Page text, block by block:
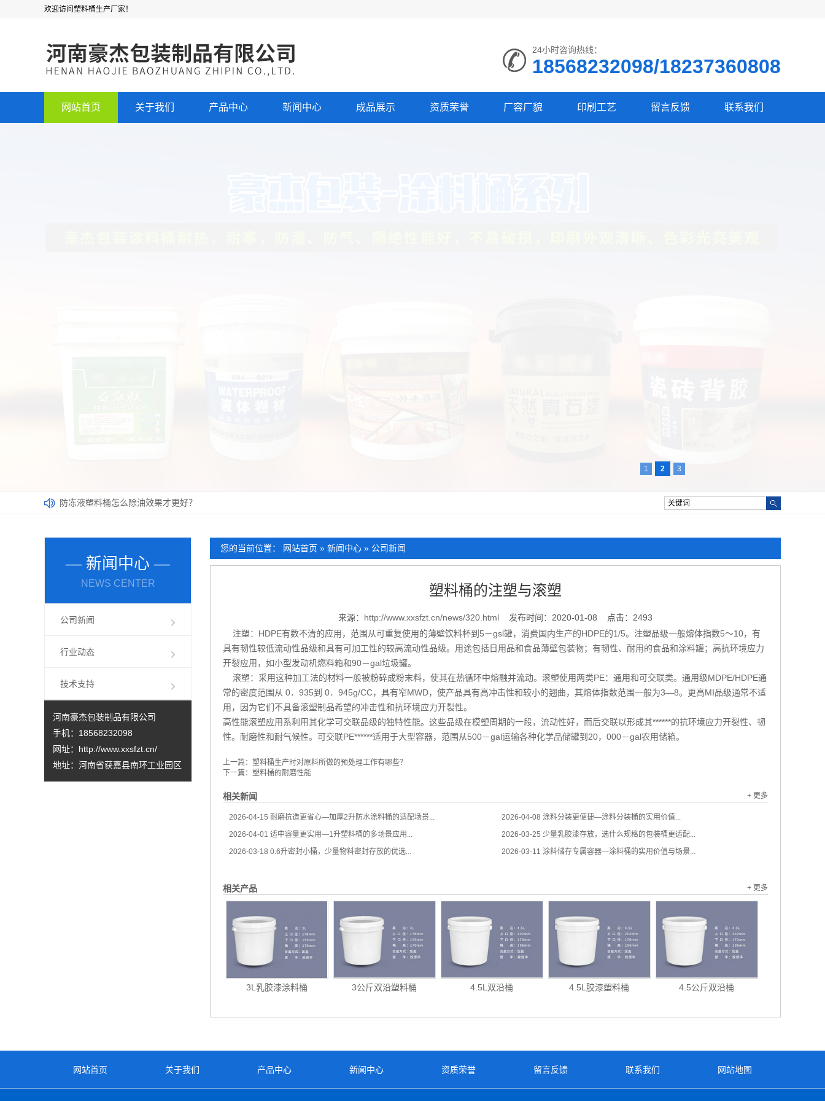
欢迎访问塑料桶生产厂家！
24小时咨询热线：
18568232098/18237360808
网站首页 关于我们 产品中心 新闻中心 成品展示 资质荣誉 厂容厂貌 印刷工艺 留言反馈 联系我们
1 2 3
防冻液塑料桶怎么除油效果才更好？
塑料桶本身有哪些优点您清楚吗？
您的当前位置： 网站首页 » 新闻中心 » 公司新闻
塑料桶的注塑与滚塑
来源： http://www.xxsfzt.cn/news/320.html 发布时间：2020-01-08
点击：2493
注塑：HDPE有数不清的应用，范围从可重复使用的薄壁饮料杯到5－gsl罐，消费国内生产的HDPE的1/5。注塑品级一般熔体指数5～10，有
具有韧性较低流动性品级和具有可加工性的较高流动性品级。用途包括日用品和食品薄壁包装物；有韧性、耐用的食品和涂料罐；高抗环境应力
开裂应用，如小型发动机燃料箱和90－gal垃圾罐。
滚塑：采用这种加工法的材料一般被粉碎成粉末料，使其在热循环中熔融并流动。滚塑使用两类PE：通用和可交联类。通用级MDPE/HDPE通
常的密度范围从 0．935到 0．945g/CC，具有窄MWD，使产品具有高冲击性和较小的翘曲，其熔体指数范围一般为3—8。更高MI品级通常不适
用，因为它们不具备滚塑制品希望的冲击性和抗环境应力开裂性。
高性能滚塑应用系利用其化学可交联品级的独特性能。这些品级在模塑周期的一段，流动性好，而后交联以形成其******的抗环境应力开裂性、韧
性。耐磨性和耐气候性。可交联PE******适用于大型容器，范围从500－gal运输各种化学品储罐到20，000－gal农用储箱。
上一篇： 塑料桶生产时对原料所做的预处理工作有哪些？
下一篇： 塑料桶的耐磨性能
相关新闻 + 更多
2026-04-15 耐磨抗造更省心—加厚2升防水涂料桶的适配场景... 2026-04-08 涂料分装更便捷—涂料分装桶的实用价值...
2026-04-01 适中容量更实用—1升塑料桶的多场景应用... 2026-03-25 少量乳胶漆存放，选什么规格的包装桶更适配...
2026-03-18 0.6升密封小桶，少量物料密封存放的优选... 2026-03-11 涂料储存专属容器—涂料桶的实用价值与场景...
相关产品 + 更多
3L乳胶漆涂料桶 3公斤双沿塑料桶 4.5L双沿桶 4.5L胶漆塑料桶 4.5公斤双沿桶
— 新闻中心 —
NEWS CENTER
公司新闻
行业动态
技术支持
河南豪杰包装制品有限公司
手机：18568232098
网址： http://www.xxsfzt.cn/
地址：河南省获嘉县南环工业园区
网站首页 关于我们 产品中心 新闻中心 资质荣誉 留言反馈 联系我们 网站地图